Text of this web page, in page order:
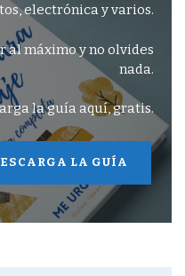
electrónica y varios.
al máximo y no olvides
nada.
la guía aquí, gratis.
LA GUÍA